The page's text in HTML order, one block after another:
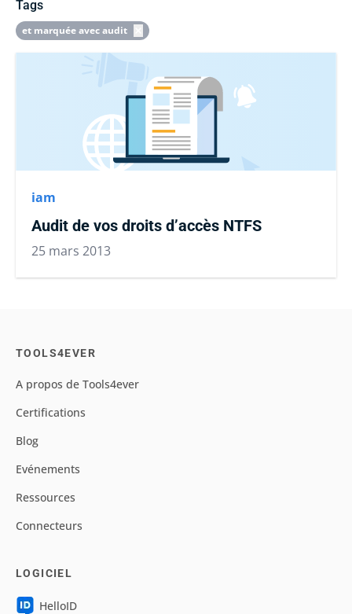
Tags
et marquée avec audit
iam
Audit de vos droits d’accès NTFS
25 mars 2013
TOOLS4EVER
A propos de Tools4ever
Certifications
Blog
Evénements
Ressources
Connecteurs
LOGICIEL
HelloID